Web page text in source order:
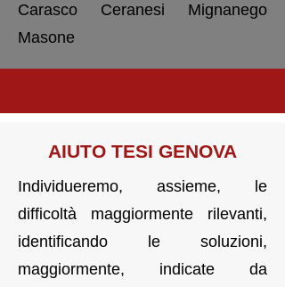
Carasco Ceranesi Mignanego
Masone
AIUTO TESI GENOVA
Individueremo, assieme, le
difficoltà maggiormente rilevanti,
identificando le soluzioni,
maggiormente, indicate da